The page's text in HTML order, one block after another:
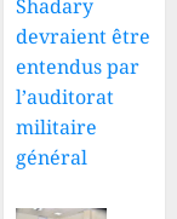
Shadary
devraient être
entendus par
l’auditorat
militaire
général